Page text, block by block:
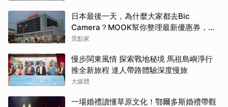
日本最後一天，為什麼大家都去Bic
Camera？MOOK幫你整理最新優惠券，行
前趕快存手機，結帳直接用，最高省10%
景點家
慢步閩東風情 探索戰地秘境 馬祖島嶼淨行
推全新旅程 達人帶路體驗深度慢旅
大媒體
一場婚禮讀懂草原文化！鄂爾多斯婚禮帶觀